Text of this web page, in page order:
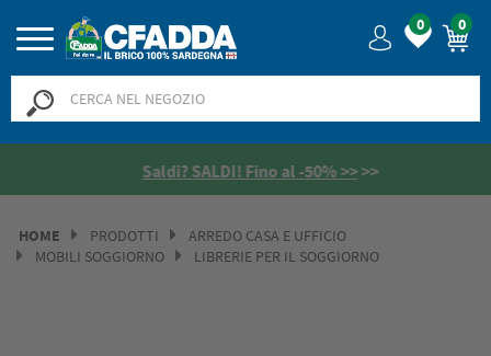
0 0
Saldi? SALDI! Fino al -50% >>>>
HOME PRODOTTI
ARREDO CASA E UFFICIO
MOBILI SOGGIORNO
LIBRERIE PER IL SOGGIORNO